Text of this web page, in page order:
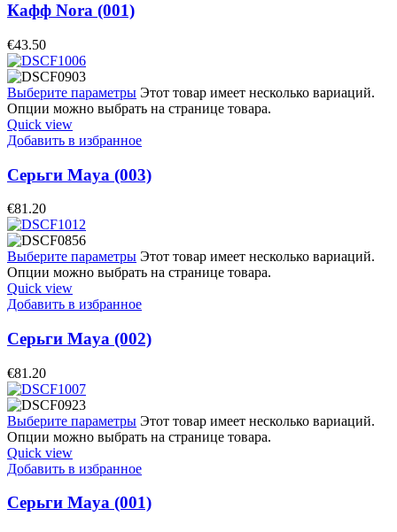
Кафф Nora (001)
€43.50
Выберите параметры Этот товар имеет несколько вариаций.
Опции можно выбрать на странице товара.
Quick view
Добавить в избранное
Серьги Maya (003)
€81.20
Выберите параметры Этот товар имеет несколько вариаций.
Опции можно выбрать на странице товара.
Quick view
Добавить в избранное
Серьги Maya (002)
€81.20
Выберите параметры Этот товар имеет несколько вариаций.
Опции можно выбрать на странице товара.
Quick view
Добавить в избранное
Серьги Maya (001)